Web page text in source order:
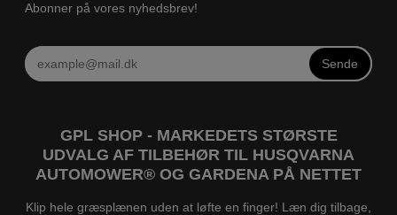
Abonner på vores nyhedsbrev!
Sende
GPL SHOP - MARKEDETS STØRSTE
UDVALG AF TILBEHØR TIL HUSQVARNA
AUTOMOWER® OG GARDENA PÅ NETTET
Klip hele græsplænen uden at løfte en finger! Læn dig tilbage,